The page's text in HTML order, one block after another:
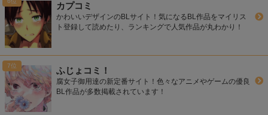
カプコミ
かわいいデザインのBLサイト！気になるBL作品をマイリス
ト登録して読めたり、ランキングで人気作品が丸わかり！
ふじょコミ！
腐女子御用達の新定番サイト！色々なアニメやゲームの優良
BL作品が多数掲載されています！